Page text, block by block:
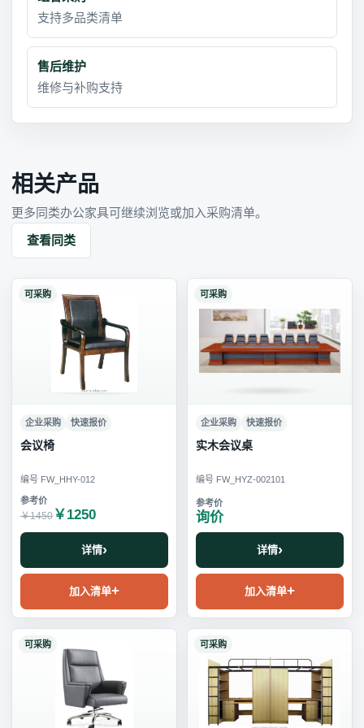
支持多品类清单
售后维护
维修与补购支持
相关产品
更多同类办公家具可继续浏览或加入采购清单。
查看同类
可采购
企业采购 快速报价
会议椅
编号 FW_HHY-012
￥1450 ￥1250
详情
加入清单
可采购
企业采购 快速报价
实木会议桌
编号 FW_HYZ-002101
询价
详情
加入清单
可采购 可采购